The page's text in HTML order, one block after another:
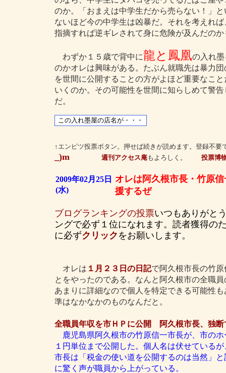
のか。「おまえは中学生だから売らない！」
ないほど今の中学生は凶暴だ。それを考えれ
指摘すれば逆ギレされて身に危険が及んだの
わずか１５歳で背中に龍と鳳凰の入れ
のかオレは興味がある。たぶん就職先は暴力
を世間に公開することの方がよほど重要なこ
いくのか。その可能性を世間に知らしめて警
だ。
↑エンピツ投票ボタン。押せば続きが読めます。登録不要
_)m 週刊アクセス庵もよろしく。 投票博
2009年02月25日
(水)
オレは阿久根市長・竹原
援するぜ
ブログランキングの投票いつもありがと
ングで必ず１位になれます。読者獲得の
に必ずクリック をお願いします。
オレは １月２３日の日記で阿久根市長の竹
とをやったのである。なんと阿久根市の全職
あまりに詳細なので個人を特定できる可能性
準はなかなかのものなんだと。
全職員年収を市ＨＰに公開 阿久根市長、独断
鹿児島県阿久根市の竹原信一市長が、市の
１円単位まで公開した。個人名は伏せている
市長は「税金の使い道を公開するのは当然」
に驚く声が職員から上がっている。